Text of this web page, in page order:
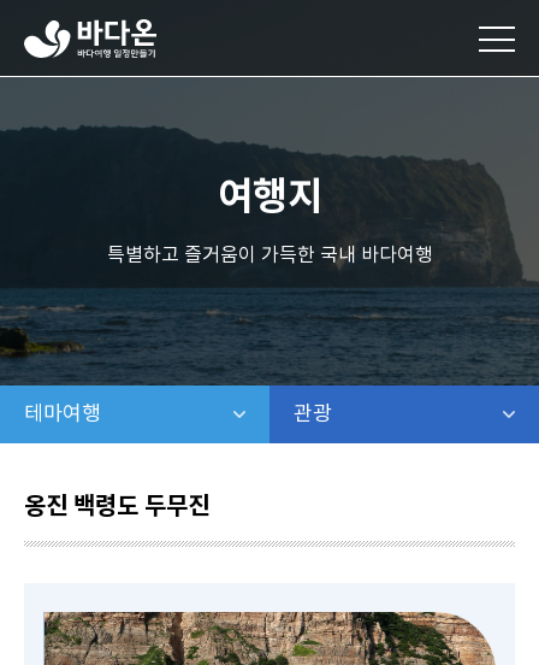
다
온
다
기
여행지
특별하고 즐거움이 가득한 국내 바다여행
테마여행 같은 레벨 메뉴 보기 관광
옹진 백령도 두무진